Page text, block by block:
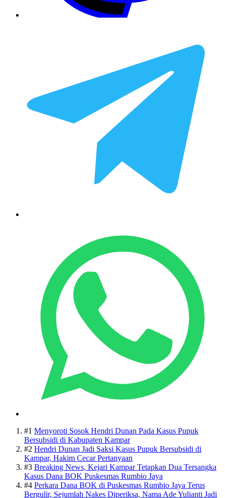
#1 Menyoroti Sosok Hendri Dunan Pada Kasus Pupuk
Bersubsidi di Kabupaten Kampar
#2 Hendri Dunan Jadi Saksi Kasus Pupuk Bersubsidi di
Kampar, Hakim Cecar Pertanyaan
#3 Breaking News, Kejari Kampar Tetapkan Dua Tersangka
Kasus Dana BOK Puskesmas Rumbio Jaya
#4 Perkara Dana BOK di Puskesmas Rumbio Jaya Terus
Bergulir, Sejumlah Nakes Diperiksa, Nama Ade Yulianti Jadi